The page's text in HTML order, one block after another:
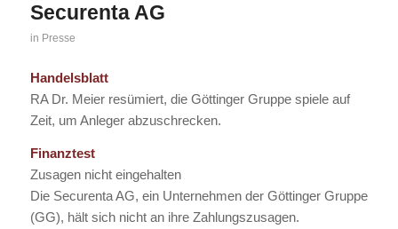
Securenta AG
in Presse
Handelsblatt
RA Dr. Meier resümiert, die Göttinger Gruppe spiele auf
Zeit, um Anleger abzuschrecken.
Finanztest
Zusagen nicht eingehalten
Die Securenta AG, ein Unternehmen der Göttinger Gruppe
(GG), hält sich nicht an ihre Zahlungszusagen.